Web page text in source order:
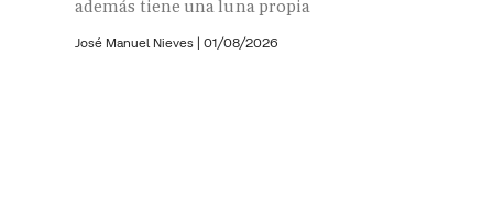
además tiene una luna propia
José Manuel Nieves | 01/08/2026